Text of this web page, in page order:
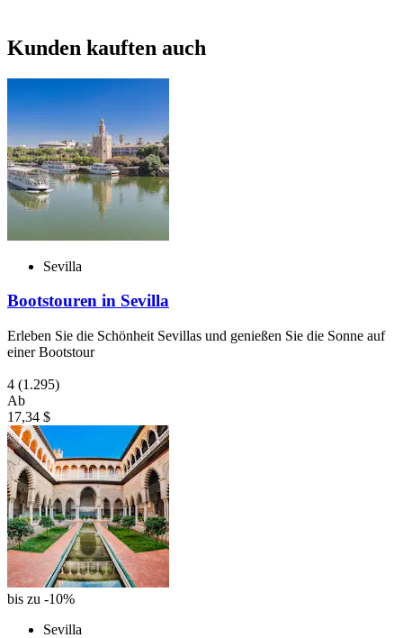
Kunden kauften auch
Sevilla
Bootstouren in Sevilla
Erleben Sie die Schönheit Sevillas und genießen Sie die Sonne auf
einer Bootstour
4 (1.295)
Ab
17,34 $
bis zu -10%
Sevilla